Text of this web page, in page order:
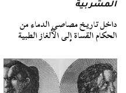
المشربية
داخل تاريخ مصاصي الدماء من
الحكام القساة إلى الألغاز الطبية